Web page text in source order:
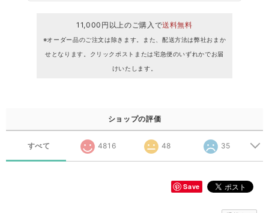
11,000円以上のご購入で送料無料
※オーダー品のご注文は除きます。また、配送方法は弊社おまか
せとなります。クリックポストまたは宅急便のいずれかでお届
けいたします。
ショップの評価
すべて 4816 48 35
Save